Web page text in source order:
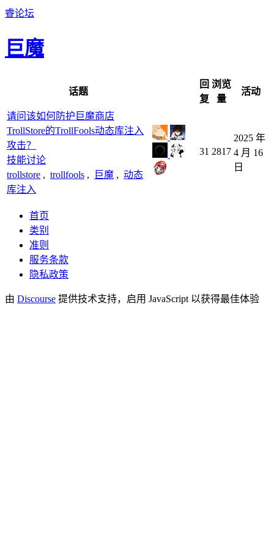
睿论坛
巨魔
话题
回
复
浏览
量
活动
请问该如何防护巨魔商店
TrollStore的TrollFools动态库注入
攻击？
技能讨论
trollstore , trollfools , 巨魔 , 动态
库注入
31 2817
2025 年
4 月 16
日
首页
类别
准则
服务条款
隐私政策
由 Discourse 提供技术支持，启用 JavaScript 以获得最佳体验